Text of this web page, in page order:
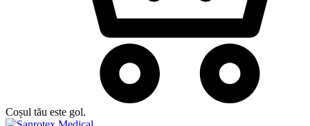
Coșul tău este gol.